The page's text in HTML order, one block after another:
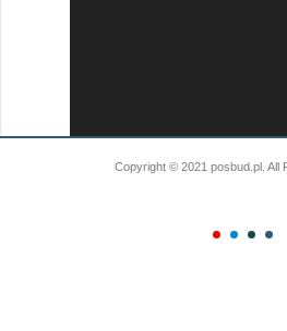
Copyright © 2021 posbud.pl. All